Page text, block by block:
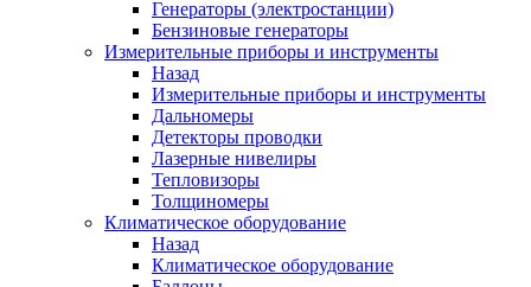
Генераторы (электростанции)
Бензиновые генераторы
Измерительные приборы и инструменты
Назад
Измерительные приборы и инструменты
Дальномеры
Детекторы проводки
Лазерные нивелиры
Тепловизоры
Толщиномеры
Климатическое оборудование
Назад
Климатическое оборудование